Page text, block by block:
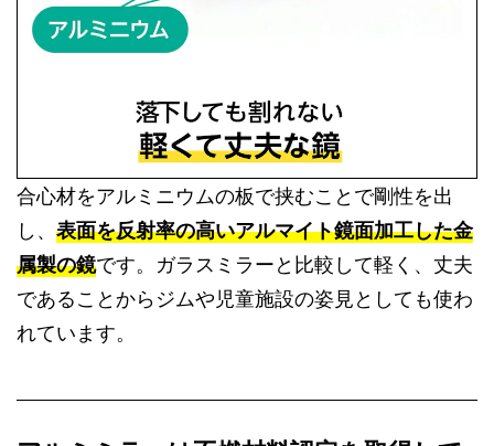
合心材をアルミニウムの板で挟むことで剛性を出
し、 表面を反射率の高いアルマイト鏡面加工した金
属製の鏡です。ガラスミラーと比較して軽く、丈夫
であることからジムや児童施設の姿見としても使わ
れています。